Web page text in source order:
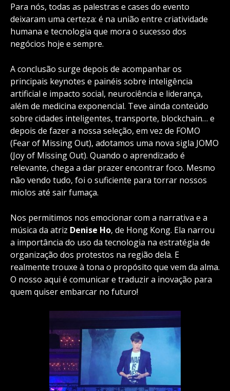
Para nós, todas as palestras e cases do evento
deixaram uma certeza: é na união entre criatividade
humana e tecnologia que mora o sucesso dos
negócios hoje e sempre.
A conclusão surge depois de acompanhar os
principais keynotes e painéis sobre inteligência
artificial e impacto social, neurociência e liderança,
além de medicina exponencial. Teve ainda conteúdo
sobre cidades inteligentes, transporte, blockchain… e
depois de fazer a nossa seleção, em vez de FOMO
(Fear of Missing Out), adotamos uma nova sigla JOMO
(Joy of Missing Out). Quando o aprendizado é
relevante, chega a dar prazer encontrar foco. Mesmo
não vendo tudo, foi o suficiente para torrar nossos
miolos até sair fumaça.
Nos permitimos nos emocionar com a narrativa e a
música da atriz Denise Ho, de Hong Kong. Ela narrou
a importância do uso da tecnologia na estratégia de
organização dos protestos na região dela. E
realmente trouxe à tona o propósito que vem da alma.
O nosso aqui é comunicar e traduzir a inovação para
quem quiser embarcar no futuro!